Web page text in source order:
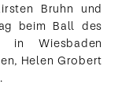
Bruhn und
beim Ball des
in Wiesbaden
Helen Grobert